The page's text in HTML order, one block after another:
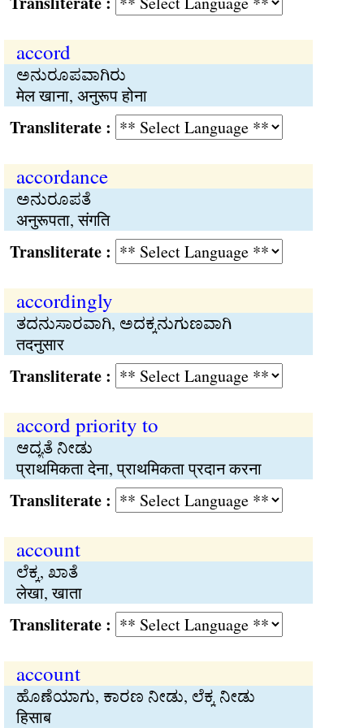
accord
ಅನುರೂಪವಾಗಿರು
मेल खाना, अनुरूप होना
:
accordance
ಅನುರೂಪತೆ
अनुरूपता, संगति
:
accordingly
ತದನುಸಾರವಾಗಿ, ಅದಕ್ಕನುಗುಣವಾಗಿ
तदनुसार
:
accord priority to
ಆದ್ಯತೆ ನೀಡು
प्राथमिकता देना, प्राथमिकता प्रदान करना
:
account
ಲೆಕ್ಕ, ಖಾತೆ
लेखा, खाता
:
account
ಹೊಣೆಯಾಗು, ಕಾರಣ ನೀಡು, ಲೆಕ್ಕ ನೀಡು
हिसाब